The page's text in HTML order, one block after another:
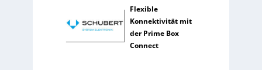
Flexible
Konnektivität mit
der Prime Box
Connect